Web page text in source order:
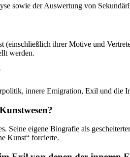
sowie der Auswertung von
ihrer Motive und
werden.
innere Emigration, Exil und die
Seine eigene Biografie als
Kunst“ forcierte.